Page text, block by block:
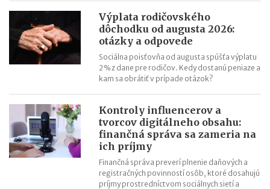
Kontroly influencerov a tvorcov digitálneho obsahu: finančná
správa sa zameria na ich príjmy
Zmeny v e-faktúre: štát ju opravuje ešte pred zavedením
VÚB mení podmienky firemných debetných a kreditných kariet
Kedy vznikajú absolventom škôl povinnosti voči Sociálnej
poisťovni?
Výplata rodičovského
dôchodku od augusta 2026:
otázky a odpovede
Sociálna poisťovňa od augusta spúšťa výplatu
2 % z dane pre rodičov. Kedy dostanú peniaze a
kam sa obrátiť v prípade otázok?
Kontroly influencerov a
tvorcov digitálneho obsahu:
finančná správa sa zameria na
ich príjmy
Finančná správa preverí plnenie daňových a
registračných povinností osôb, ktoré dosahujú
príjmy prostredníctvom sociálnych sietí a